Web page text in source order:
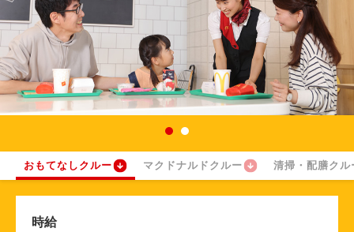
おもてなしクルー マクドナルドクルー 清掃・配膳クル
時給